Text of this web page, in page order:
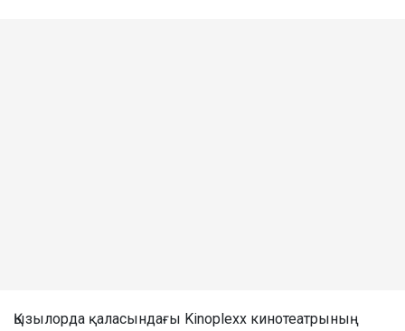
Қызылорда қаласындағы Kinoplexx кинотеатрының